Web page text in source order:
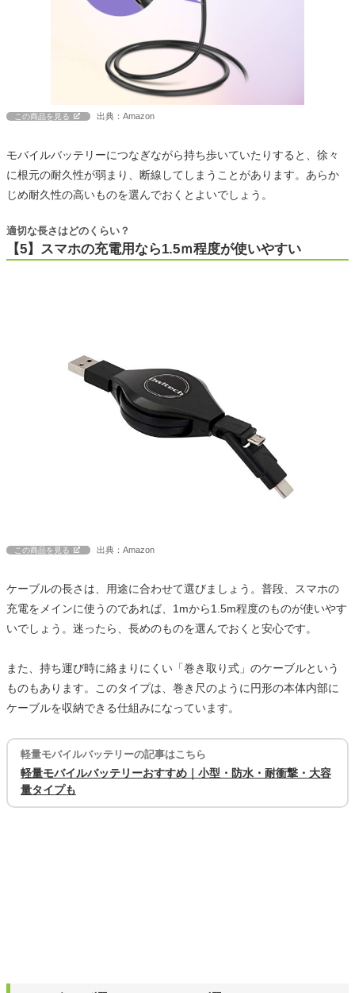
この商品を見る 出典：Amazon
モバイルバッテリーにつなぎながら持ち歩いていたりすると、徐々
に根元の耐久性が弱まり、断線してしまうことがあります。あらか
じめ耐久性の高いものを選んでおくとよいでしょう。
【5】スマホの充電用なら1.5ｍ程度が使いやすい
適切な長さはどのくらい？
この商品を見る 出典：Amazon
ケーブルの長さは、用途に合わせて選びましょう。普段、スマホの
充電をメインに使うのであれば、1mから1.5m程度のものが使いやす
いでしょう。迷ったら、長めのものを選んでおくと安心です。
また、持ち運び時に絡まりにくい「巻き取り式」のケーブルという
ものもあります。このタイプは、巻き尺のように円形の本体内部に
ケーブルを収納できる仕組みになっています。
軽量モバイルバッテリーの記事はこちら
軽量モバイルバッテリーおすすめ｜小型・防水・耐衝撃・大容
量タイプも